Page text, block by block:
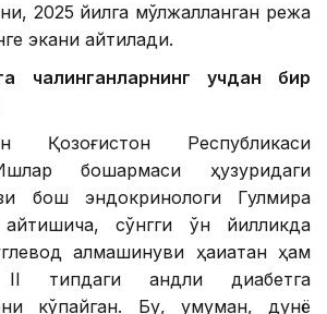
2025 йилга мўлжалланган режа
экани айтилади.
чалинганларнинг учдан бир
Қозоғистон Республикаси
бошқармаси ҳузуридаги
бош эндокринологи Гулмира
айтишича, сўнгги ўн йилликда
алмашинуви ҳақиқатан ҳам
типдаги қандли диабетга
кўпайган. Бу, умуман, дунё